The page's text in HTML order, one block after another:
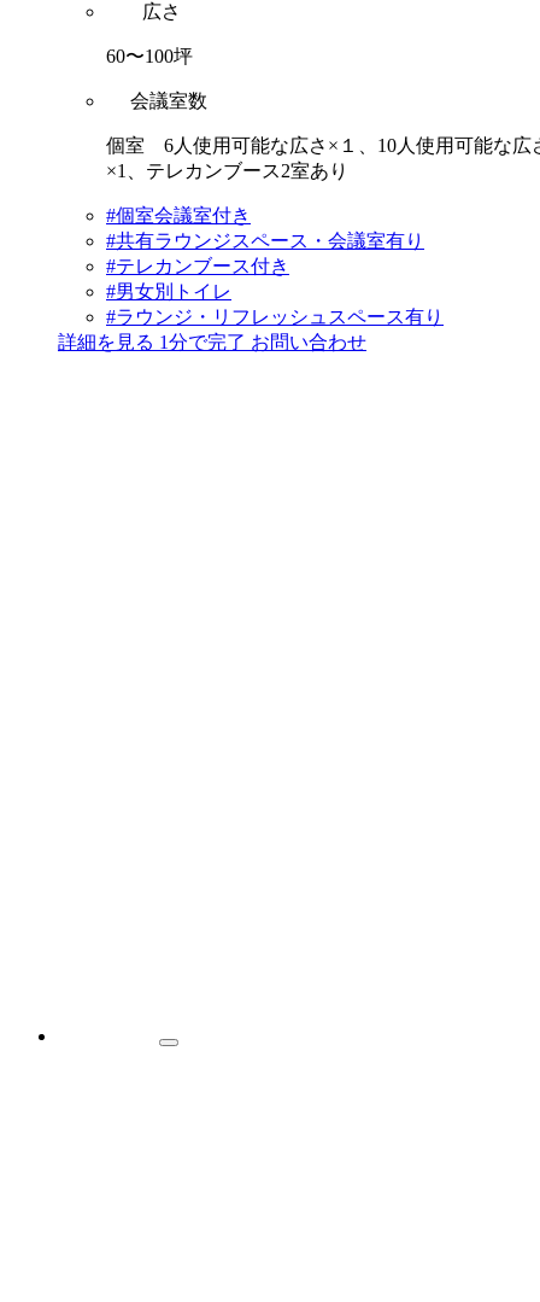
広さ
60〜100坪
会議室数
個室 6人使用可能な広さ×１、10人使用可能な広
×1、テレカンブース2室あり
#個室会議室付き
#共有ラウンジスペース・会議室有り
#テレカンブース付き
#男女別トイレ
#ラウンジ・リフレッシュスペース有り
詳細を見る 1分で完了 お問い合わせ